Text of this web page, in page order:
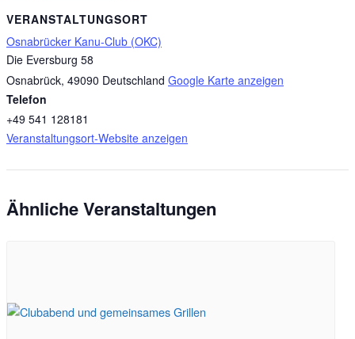
VERANSTALTUNGSORT
Osnabrücker Kanu-Club (OKC)
Die Eversburg 58
Osnabrück, 49090 Deutschland Google Karte anzeigen
Telefon
+49 541 128181
Veranstaltungsort-Website anzeigen
Ähnliche Veranstaltungen